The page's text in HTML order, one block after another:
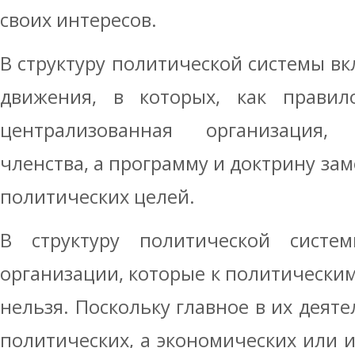
своих интересов.
В структуру политической системы
движения, в которых, как
централизованная
членства, а программу и доктрину
политических целей.
В структуру политической
организации, которые к
нельзя. Поскольку главное в их
политических, а экономических или